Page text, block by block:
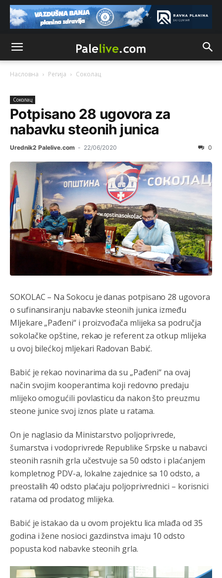
Насловна Регија Соколац
Соколац
Potpisano 28 ugovora za
nabavku steonih junica
Urednik2 Palelive.com - 22/06/2020 0
SOKOLAC – Na Sokocu je danas potpisano 28 ugovora
o sufinansiranju nabavke steonih junica između
Mljekare „Pađeni“ i proizvođača mlijeka sa područja
sokolačke opštine, rekao je referent za otkup mlijeka
u ovoj bilećkoj mljekari Radovan Babić.
Babić je rekao novinarima da su „Pađeni“ na ovaj
način svojim kooperantima koji redovno predaju
mlijeko omogućili povlasticu da nakon što preuzmu
steone junice svoj iznos plate u ratama.
On je naglasio da Ministarstvo poljoprivrede,
šumarstva i vodoprivrede Republike Srpske u nabavci
steonih rasnih grla učestvuje sa 50 odsto i plaćanjem
kompletnog PDV-a, lokalne zajednice sa 10 odsto, a
preostalih 40 odsto plaćaju poljoprivrednici – korisnici
ratama od prodatog mlijeka.
Babić je istakao da u ovom projektu lica mlađa od 35
godina i žene nosioci gazdinstva imaju 10 odsto
popusta kod nabavke steonih grla.